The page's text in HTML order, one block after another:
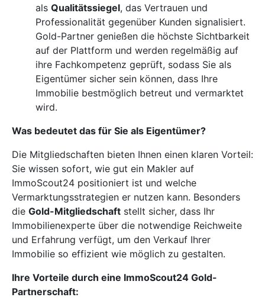
als Qualitätssiegel, das Vertrauen und
Professionalität gegenüber Kunden signalisiert.
Gold-Partner genießen die höchste Sichtbarkeit
auf der Plattform und werden regelmäßig auf
ihre Fachkompetenz geprüft, sodass Sie als
Eigentümer sicher sein können, dass Ihre
Immobilie bestmöglich betreut und vermarktet
wird.
Was bedeutet das für Sie als Eigentümer?
Die Mitgliedschaften bieten Ihnen einen klaren Vorteil:
Sie wissen sofort, wie gut ein Makler auf
ImmoScout24 positioniert ist und welche
Vermarktungsstrategien er nutzen kann. Besonders
die Gold-Mitgliedschaft stellt sicher, dass Ihr
Immobilienexperte über die notwendige Reichweite
und Erfahrung verfügt, um den Verkauf Ihrer
Immobilie so effizient wie möglich zu gestalten.
Ihre Vorteile durch eine ImmoScout24 Gold-
Partnerschaft: